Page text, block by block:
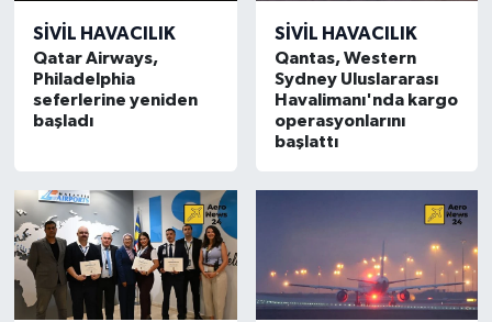
SIVIL HAVACILIK
Qatar Airways,
Philadelphia
seferlerine yeniden
başladı
SIVIL HAVACILIK
Qantas, Western
Sydney Uluslararası
Havalimanı'nda kargo
operasyonlarını
başlattı